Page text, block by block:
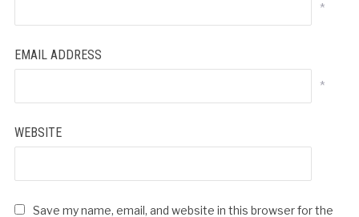
*
EMAIL ADDRESS
*
WEBSITE
Save my name, email, and website in this browser for the